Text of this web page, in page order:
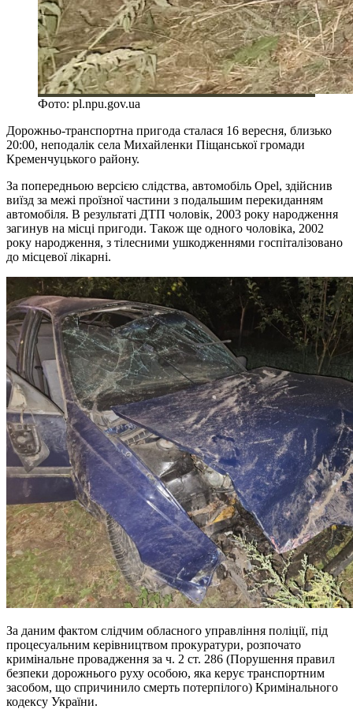
Фото: pl.npu.gov.ua
Дорожньо-транспортна пригода сталася 16 вересня, близько
20:00, неподалік села Михайленки Піщанської громади
Кременчуцького району.
За попередньою версією слідства, автомобіль Opel, здійснив
виїзд за межі проїзної частини з подальшим перекиданням
автомобіля. В результаті ДТП чоловік, 2003 року народження
загинув на місці пригоди. Також ще одного чоловіка, 2002
року народження, з тілесними ушкодженнями госпіталізовано
до місцевої лікарні.
За даним фактом слідчим обласного управління поліції, під
процесуальним керівництвом прокуратури, розпочато
кримінальне провадження за ч. 2 ст. 286 (Порушення правил
безпеки дорожнього руху особою, яка керує транспортним
засобом, що спричинило смерть потерпілого) Кримінального
кодексу України.